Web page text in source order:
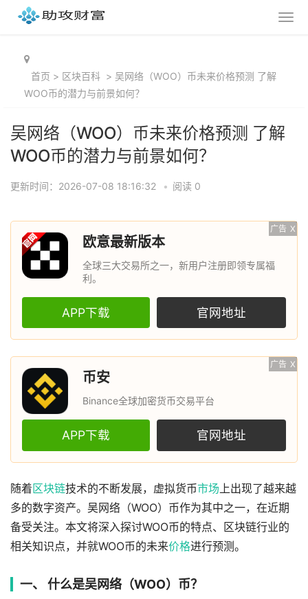
首页 > 区块百科 > 吴网络（WOO）币未来价格预测 了解
WOO币的潜力与前景如何？
吴网络（WOO）币未来价格预测 了解
WOO币的潜力与前景如何？
更新时间：2026-07-08 18:16:32 • 阅读 0
广告 X
欧意最新版本
全球三大交易所之一，新用户注册即领专属福
利。
APP下载 官网地址
广告 X
币安
Binance全球加密货币交易平台
APP下载 官网地址
随着区块链技术的不断发展，虚拟货币市场 上出现了越来越
多的数字资产。吴网络（WOO）币作为其中之一，在近期
备受关注。本文将深入探讨WOO币的特点、区块链行业的
相关知识点，并就WOO币的未来价格进行预测。
一、 什么是吴网络（WOO）币？